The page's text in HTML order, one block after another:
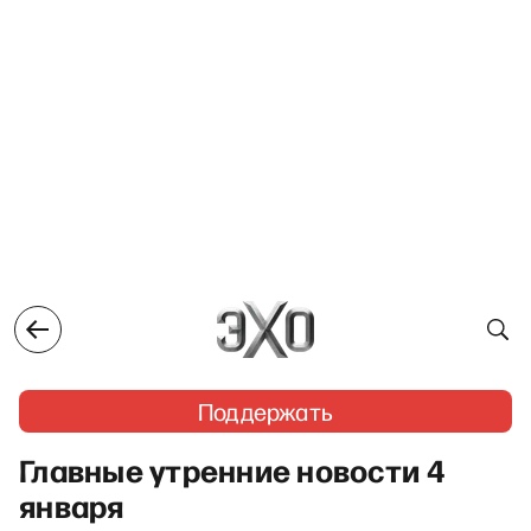
Поддержать
Главные утренние новости 4
января